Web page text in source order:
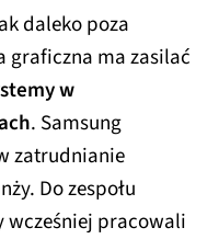
daleko poza
graficzna ma zasilać
w
. Samsung
zatrudnianie
Do zespołu
wcześniej pracowali